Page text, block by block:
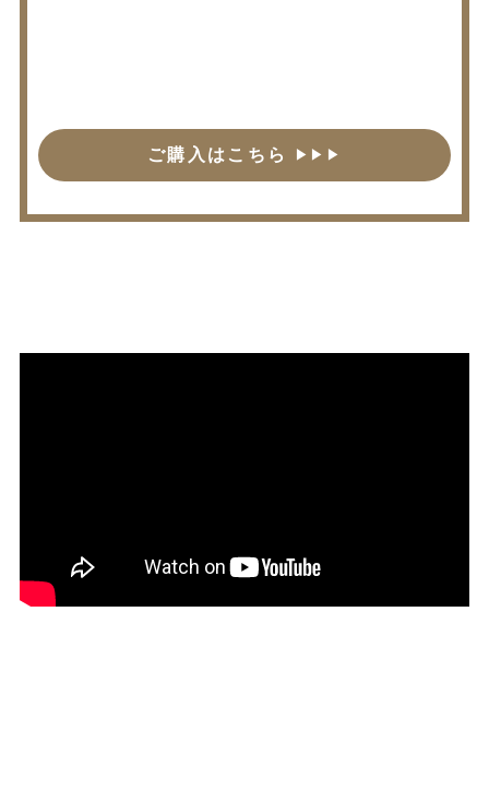
ご購入はこちら ▶︎▶︎▶︎